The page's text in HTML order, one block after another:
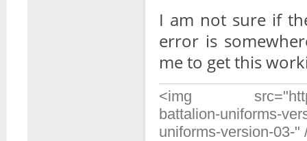
I am not sure if
error is
me to get this
<img src="http://
battalion-uniforms-
uniforms-version-03-"